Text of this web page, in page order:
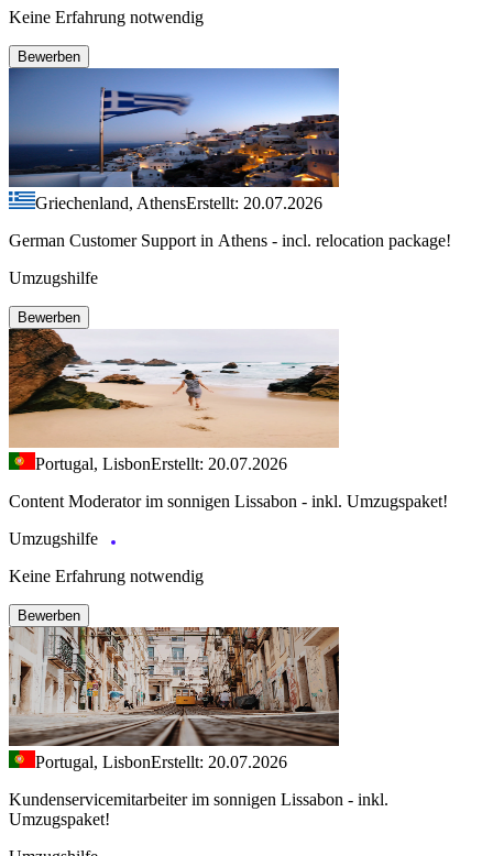
Keine Erfahrung notwendig
Bewerben
Griechenland, AthensErstellt: 20.07.2026
German Customer Support in Athens - incl. relocation package!
Umzugshilfe
Bewerben
Portugal, LisbonErstellt: 20.07.2026
Content Moderator im sonnigen Lissabon - inkl. Umzugspaket!
Umzugshilfe
Keine Erfahrung notwendig
Bewerben
Portugal, LisbonErstellt: 20.07.2026
Kundenservicemitarbeiter im sonnigen Lissabon - inkl.
Umzugspaket!